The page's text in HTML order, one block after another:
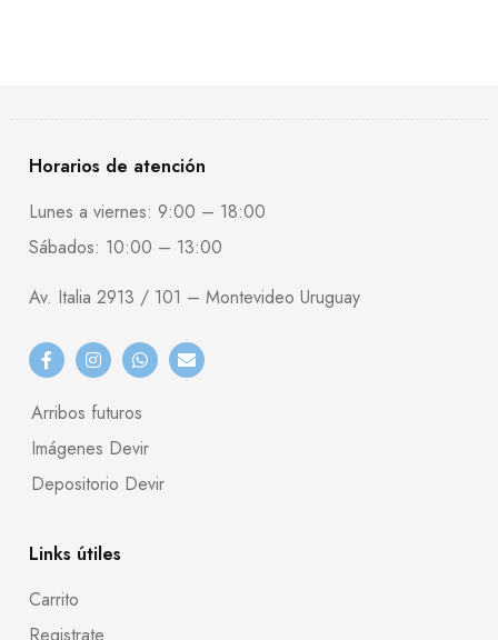
Horarios de atención
Lunes a viernes: 9:00 – 18:00
Sábados: 10:00 – 13:00
Av. Italia 2913 / 101 – Montevideo Uruguay
Arribos futuros
Imágenes Devir
Depositorio Devir
Links útiles
Carrito
Registrate